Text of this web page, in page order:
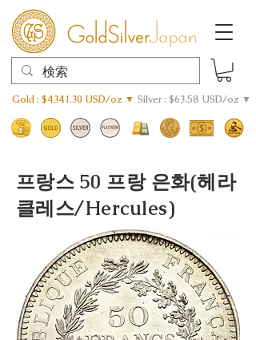
Gold : $4341.30 USD/oz ▼ Silver : $63.58 USD/oz ▼
프랑스 50 프랑 은화(헤라
클레스/Hercules)